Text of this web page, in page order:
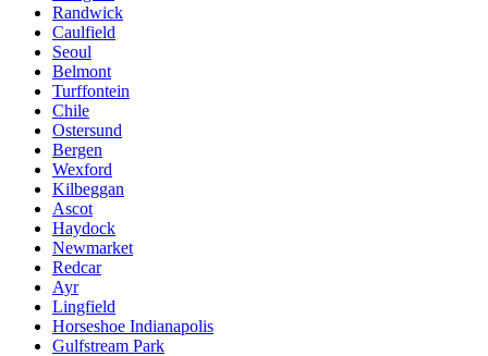
Randwick
Caulfield
Seoul
Belmont
Turffontein
Chile
Ostersund
Bergen
Wexford
Kilbeggan
Ascot
Haydock
Newmarket
Redcar
Ayr
Lingfield
Horseshoe Indianapolis
Gulfstream Park